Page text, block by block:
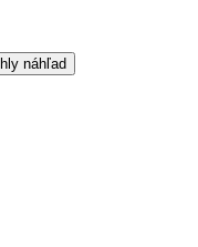
náhľad